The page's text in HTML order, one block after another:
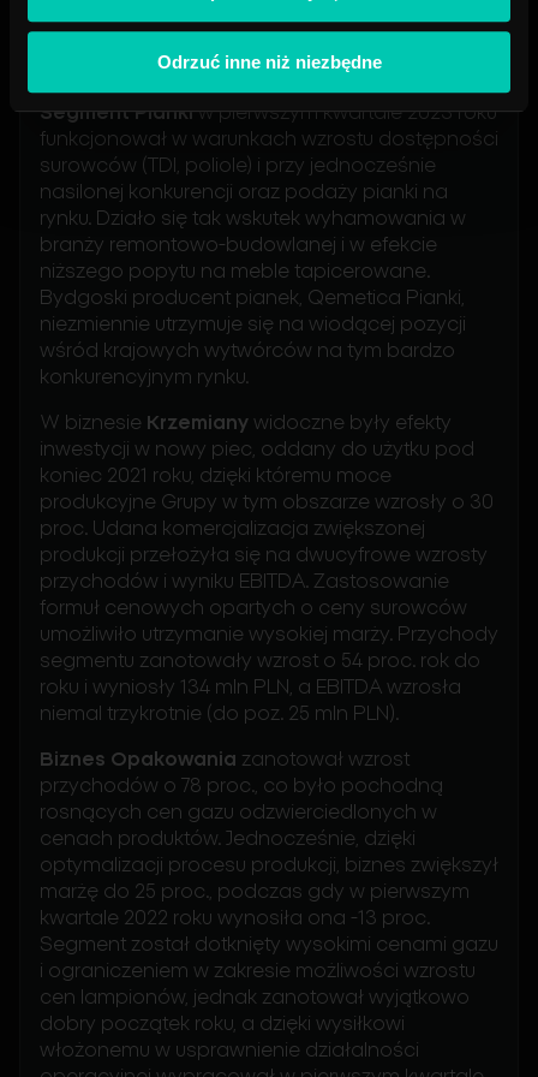
Odrzuć inne niż niezbędne
oraz Wielkiej Brytanii.
Segment Piankiw pierwszym kwartale 2023 roku
funkcjonował w warunkach wzrostu dostępności
surowców (TDI, poliole) i przy jednocześnie
nasilonej konkurencji oraz podaży pianki na
rynku. Działo się tak wskutek wyhamowania w
branży remontowo-budowlanej i w efekcie
niższego popytu na meble tapicerowane.
Bydgoski producent pianek, Qemetica Pianki,
niezmiennie utrzymuje się na wiodącej pozycji
wśród krajowych wytwórców na tym bardzo
konkurencyjnym rynku.
W biznesie Krzemiany widoczne były efekty
inwestycji w nowy piec, oddany do użytku pod
koniec 2021 roku, dzięki któremu moce
produkcyjne Grupy w tym obszarze wzrosły o 30
proc. Udana komercjalizacja zwiększonej
produkcji przełożyła się na dwucyfrowe wzrosty
przychodów i wyniku EBITDA. Zastosowanie
formuł cenowych opartych o ceny surowców
umożliwiło utrzymanie wysokiej marży. Przychody
segmentu zanotowały wzrost o 54 proc. rok do
roku i wyniosły 134 mln PLN, a EBITDA wzrosła
niemal trzykrotnie (do poz. 25 mln PLN).
Biznes Opakowania zanotował wzrost
przychodów o 78 proc., co było pochodną
rosnących cen gazu odzwierciedlonych w
cenach produktów. Jednocześnie, dzięki
optymalizacji procesu produkcji, biznes zwiększył
marżę do 25 proc., podczas gdy w pierwszym
kwartale 2022 roku wynosiła ona -13 proc.
Segment został dotknięty wysokimi cenami gazu
i ograniczeniem w zakresie możliwości wzrostu
cen lampionów, jednak zanotował wyjątkowo
dobry początek roku, a dzięki wysiłkowi
włożonemu w usprawnienie działalności